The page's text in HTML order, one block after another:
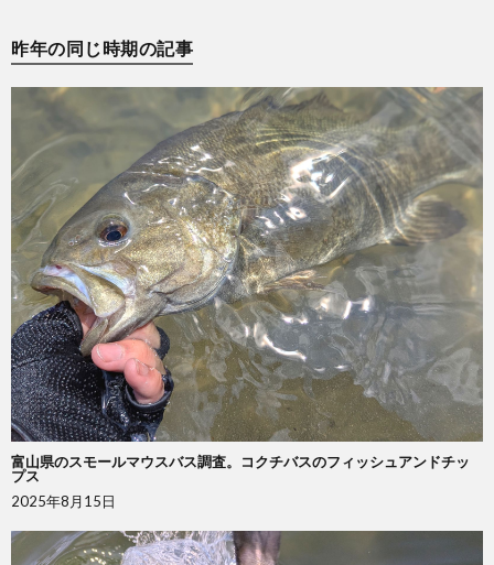
昨年の同じ時期の記事
富山県のスモールマウスバス調査。コクチバスのフィッシュアンドチッ
プス
2025年8月15日